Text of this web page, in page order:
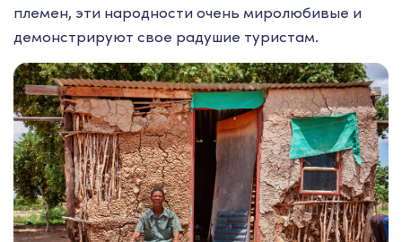
племен, эти народности очень миролюбивые и
демонстрируют свое радушие туристам.